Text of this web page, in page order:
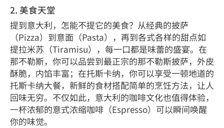
2. 美食天堂
提到意大利，怎能不提它的美食？从经典的披萨
（Pizza）到意面（Pasta），再到各式各样的甜点如
提拉米苏（Tiramisu），每一口都是味蕾的盛宴。在
那不勒斯，你可以品尝到最正宗的那不勒斯披萨，外皮
酥脆，内馅丰富；在托斯卡纳，你可以享受一顿地道的
托斯卡纳大餐，新鲜的食材搭配简单的烹饪方法，让人
回味无穷。不仅如此，意大利的咖啡文化也值得体验，
一杯浓郁的意式浓缩咖啡（Espresso）可以瞬间唤醒
你的味觉。